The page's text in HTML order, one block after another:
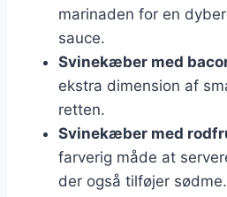
marinaden for en
sauce.
Svinekæber med
ekstra dimension af
retten.
Svinekæber med
farverig måde at
der også tilføjer sødme.